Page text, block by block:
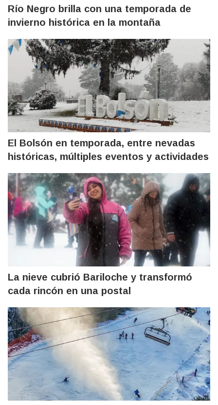
Río Negro brilla con una temporada de
invierno histórica en la montaña
El Bolsón en temporada, entre nevadas
históricas, múltiples eventos y actividades
La nieve cubrió Bariloche y transformó
cada rincón en una postal